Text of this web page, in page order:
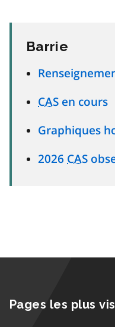
Barrie
CAS en cours
Graphiques
2026 CAS
Pages les plus